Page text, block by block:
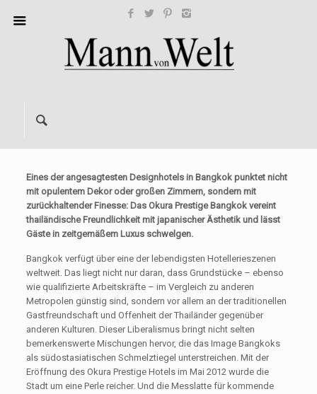
Eines der angesagtesten Designhotels in Bangkok punktet nicht
mit opulentem Dekor oder großen Zimmern, sondern mit
zurückhaltender Finesse: Das Okura Prestige Bangkok vereint
thailändische Freundlichkeit mit japanischer Ästhetik und lässt
Gäste in zeitgemäßem Luxus schwelgen.
Bangkok verfügt über eine der lebendigsten Hotellerieszenen
weltweit. Das liegt nicht nur daran, dass Grundstücke – ebenso
wie qualifizierte Arbeitskräfte – im Vergleich zu anderen
Metropolen günstig sind, sondern vor allem an der traditionellen
Gastfreundschaft und Offenheit der Thailänder gegenüber
anderen Kulturen. Dieser Liberalismus bringt nicht selten
bemerkenswerte Mischungen hervor, die das Image Bangkoks
als südostasiatischen Schmelztiegel unterstreichen. Mit der
Eröffnung des Okura Prestige Hotels im Mai 2012 wurde die
Stadt um eine Perle reicher. Und die Messlatte für kommende